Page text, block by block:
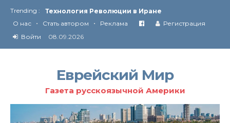
Trending :
Технология Революции в Иране
От Ирана до Ливана и Газы
О нас • Стать автором • Реклама
Регистрация
Войти
08.09.2026
Еврейский Мир
Газета русскоязычной Америки